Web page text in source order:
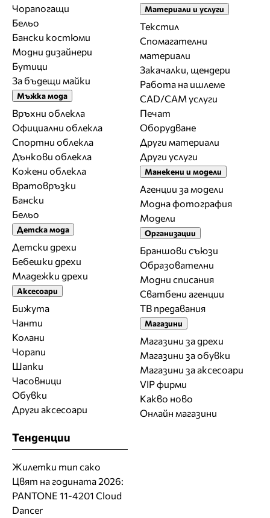
Чорапогащи
Бельо
Бански костюми
Модни дизайнери
Бутици
За бъдещи майки
Мъжка мода
Връхни облекла
Официални облекла
Спортни облекла
Дънкови облекла
Кожени облекла
Вратовръзки
Бански
Бельо
Детска мода
Детски дрехи
Бебешки дрехи
Младежки дрехи
Аксесоари
Бижута
Чанти
Колани
Чорапи
Шапки
Часовници
Обувки
Други аксесоари
Материали и услуги
Текстил
Спомагателни
материали
Закачалки, щендери
Работа на ишлеме
CAD/CAM услуги
Печат
Оборудване
Други материали
Други услуги
Манекени и модели
Агенции за модели
Модна фотография
Модели
Организации
Браншови съюзи
Образователни
Модни списания
Сватбени агенции
ТВ предавания
Магазини
Магазини за дрехи
Магазини за обувки
Магазини за aксесоари
VIP фирми
Какво ново
Онлайн магазини
Тенденции
Жилетки тип сако
Цвят на годината 2026:
PANTONE 11-4201 Cloud
Dancer